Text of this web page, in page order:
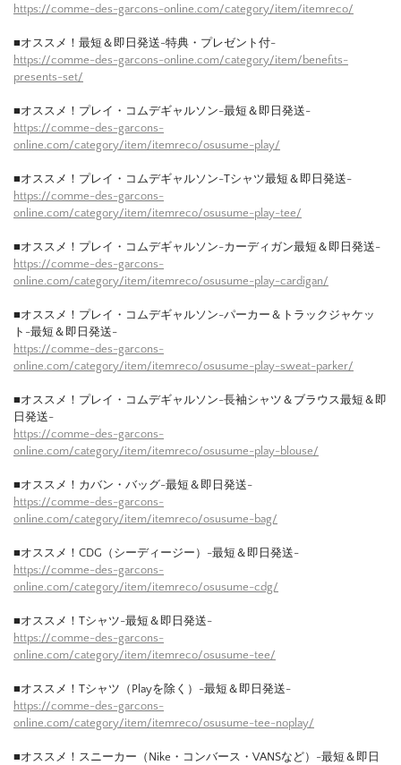
https://comme-des-garcons-online.com/category/item/itemreco/
■オススメ！最短＆即日発送-特典・プレゼント付-
https://comme-des-garcons-online.com/category/item/benefits-
presents-set/
■オススメ！プレイ・コムデギャルソン-最短＆即日発送-
https://comme-des-garcons-
online.com/category/item/itemreco/osusume-play/
■オススメ！プレイ・コムデギャルソン-Tシャツ最短＆即日発送-
https://comme-des-garcons-
online.com/category/item/itemreco/osusume-play-tee/
■オススメ！プレイ・コムデギャルソン-カーディガン最短＆即日発送-
https://comme-des-garcons-
online.com/category/item/itemreco/osusume-play-cardigan/
■オススメ！プレイ・コムデギャルソン-パーカー＆トラックジャケッ
ト-最短＆即日発送-
https://comme-des-garcons-
online.com/category/item/itemreco/osusume-play-sweat-parker/
■オススメ！プレイ・コムデギャルソン-長袖シャツ＆ブラウス最短＆即
日発送-
https://comme-des-garcons-
online.com/category/item/itemreco/osusume-play-blouse/
■オススメ！カバン・バッグ-最短＆即日発送-
https://comme-des-garcons-
online.com/category/item/itemreco/osusume-bag/
■オススメ！CDG（シーディージー）-最短＆即日発送-
https://comme-des-garcons-
online.com/category/item/itemreco/osusume-cdg/
■オススメ！Tシャツ-最短＆即日発送-
https://comme-des-garcons-
online.com/category/item/itemreco/osusume-tee/
■オススメ！Tシャツ（Playを除く）-最短＆即日発送-
https://comme-des-garcons-
online.com/category/item/itemreco/osusume-tee-noplay/
■オススメ！スニーカー（Nike・コンバース・VANSなど）-最短＆即日